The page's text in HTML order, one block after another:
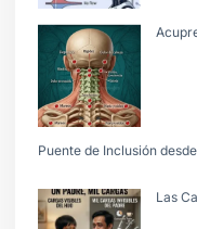
Puente de Inclusión
Las